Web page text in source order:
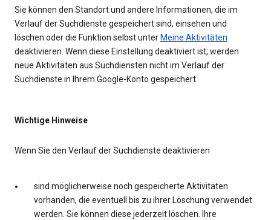
Sie können den Standort und andere Informationen, die im
Verlauf der Suchdienste gespeichert sind, einsehen und
löschen oder die Funktion selbst unter Meine Aktivitäten
deaktivieren. Wenn diese Einstellung deaktiviert ist, werden
neue Aktivitäten aus Suchdiensten nicht im Verlauf der
Suchdienste in Ihrem Google-Konto gespeichert.
Wichtige Hinweise
Wenn Sie den Verlauf der Suchdienste deaktivieren
sind möglicherweise noch gespeicherte Aktivitäten
vorhanden, die eventuell bis zu ihrer Löschung verwendet
werden. Sie können diese jederzeit löschen. Ihre